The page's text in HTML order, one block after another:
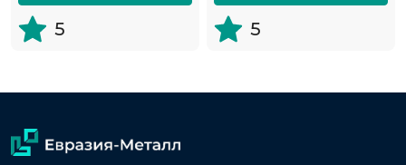
5 5